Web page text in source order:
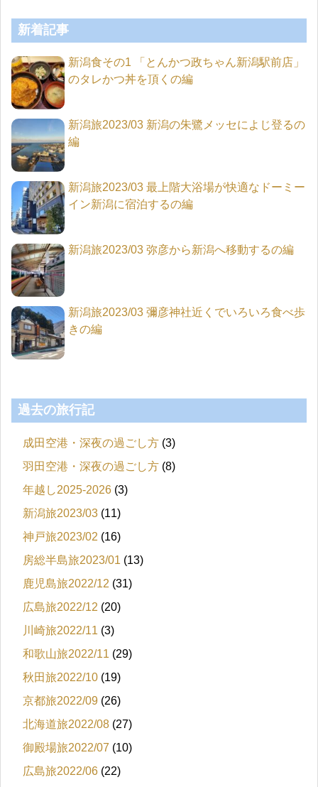
新着記事
新潟食その1 「とんかつ政ちゃん新潟駅前店」
のタレかつ丼を頂くの編
新潟旅2023/03 新潟の朱鷺メッセによじ登るの
編
新潟旅2023/03 最上階大浴場が快適なドーミー
イン新潟に宿泊するの編
新潟旅2023/03 弥彦から新潟へ移動するの編
新潟旅2023/03 彌彦神社近くでいろいろ食べ歩
きの編
過去の旅行記
成田空港・深夜の過ごし方 (3)
羽田空港・深夜の過ごし方 (8)
年越し2025-2026 (3)
新潟旅2023/03 (11)
神戸旅2023/02 (16)
房総半島旅2023/01 (13)
鹿児島旅2022/12 (31)
広島旅2022/12 (20)
川崎旅2022/11 (3)
和歌山旅2022/11 (29)
秋田旅2022/10 (19)
京都旅2022/09 (26)
北海道旅2022/08 (27)
御殿場旅2022/07 (10)
広島旅2022/06 (22)